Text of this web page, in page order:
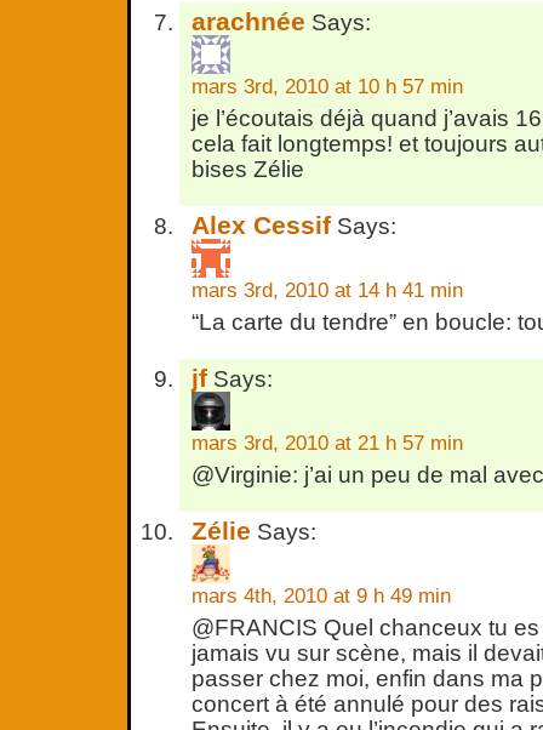
arachnée Says:
mars 3rd, 2010 at 10 h 57 min
je l’écoutais déjà quand j’avais
cela fait longtemps! et toujours
bises Zélie
Alex Cessif Says:
mars 3rd, 2010 at 14 h 41 min
“La carte du tendre” en boucle:
jf Says:
mars 3rd, 2010 at 21 h 57 min
@Virginie: j’ai un peu de mal
Zélie Says:
mars 4th, 2010 at 9 h 49 min
@FRANCIS Quel chanceux tu es
jamais vu sur scène, mais il
passer chez moi, enfin dans ma
concert à été annulé pour des